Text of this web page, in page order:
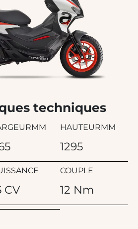
techniques
HAUTEURMM
1295
CV
COUPLE
12 Nm